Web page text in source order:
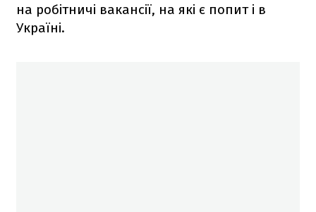
на робітничі вакансії, на які є попит і в
Україні.